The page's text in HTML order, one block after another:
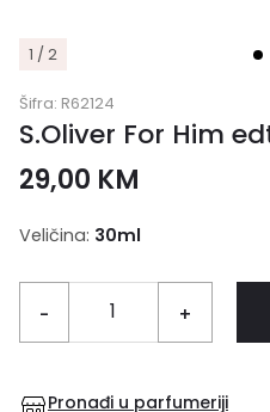
1 / 2
Šifra: R62124
S.Oliver For Him
29,00 KM
Veličina: 30ml
- +
Pronađi u parfumeriji